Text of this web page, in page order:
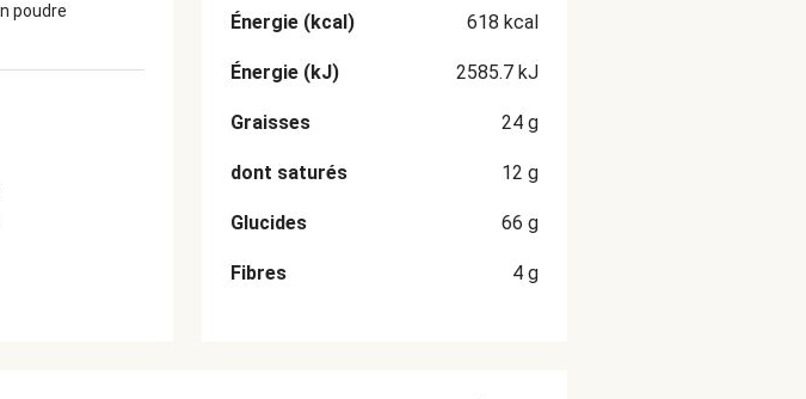
poudre
Énergie (kcal) 618 kcal
Énergie (kJ) 2585.7 kJ
Graisses 24 g
dont saturés 12 g
Glucides 66 g
Fibres 4 g